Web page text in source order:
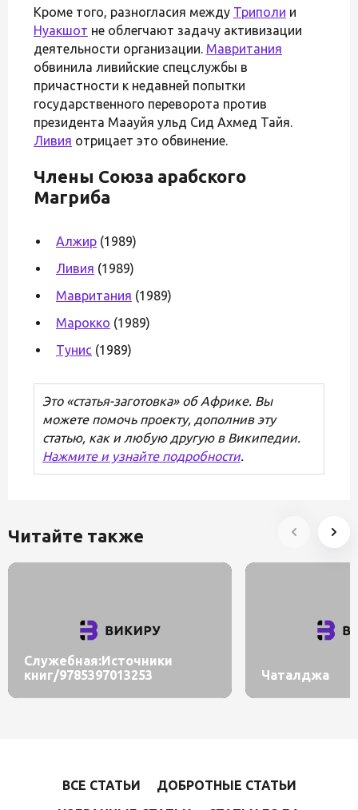
Кроме того, разногласия между Триполи и
Нуакшот не облегчают задачу активизации
деятельности организации. Мавритания
обвинила ливийские спецслужбы в
причастности к недавней попытки
государственного переворота против
президента Маауйя ульд Сид Ахмед Тайя.
Ливия отрицает это обвинение.
Члены Союза арабского
Магриба
Алжир (1989)
Ливия (1989)
Мавритания (1989)
Марокко (1989)
Тунис (1989)
Это «статья-заготовка» об Африке. Вы
можете помочь проекту, дополнив эту
статью, как и любую другую в Википедии.
Нажмите и узнайте подробности.
Читайте также
Служебная:Источники
книг/9785397013253
Чаталджа
ВСЕ СТАТЬИ
ДОБРОТНЫЕ СТАТЬИ